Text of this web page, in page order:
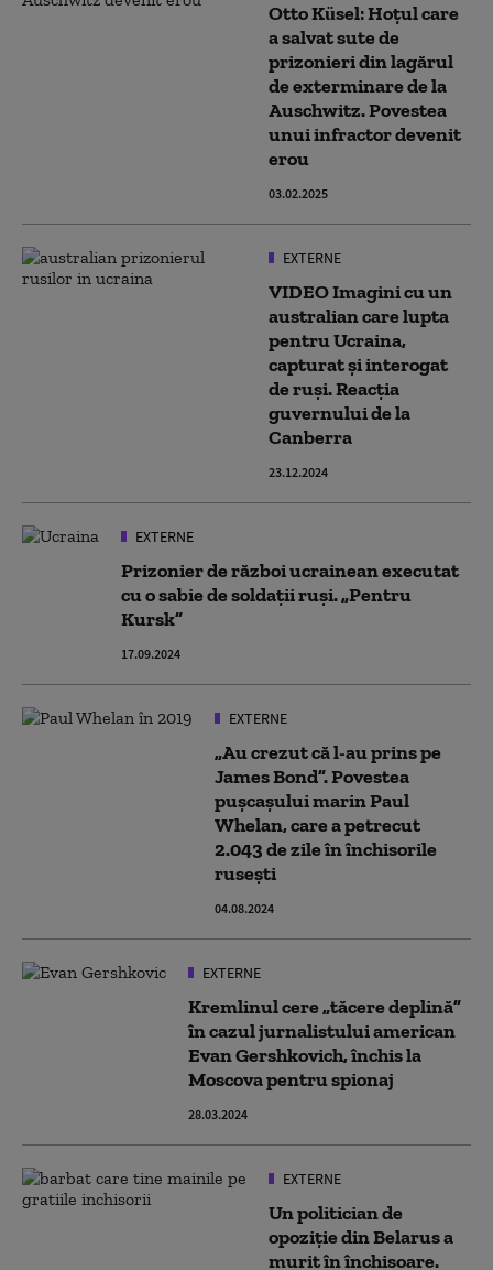
Otto Küsel: Hoțul care
a salvat sute de
prizonieri din lagărul
de exterminare de la
Auschwitz. Povestea
unui infractor devenit
erou
03.02.2025
EXTERNE
VIDEO Imagini cu un
australian care lupta
pentru Ucraina,
capturat şi interogat
de ruşi. Reacția
guvernului de la
Canberra
23.12.2024
EXTERNE
Prizonier de război ucrainean executat
cu o sabie de soldații ruși. „Pentru
Kursk”
17.09.2024
EXTERNE
„Au crezut că l-au prins pe
James Bond”. Povestea
pușcașului marin Paul
Whelan, care a petrecut
2.043 de zile în închisorile
rusești
04.08.2024
EXTERNE
Kremlinul cere „tăcere deplină”
în cazul jurnalistului american
Evan Gershkovich, închis la
Moscova pentru spionaj
28.03.2024
EXTERNE
Un politician de
opoziție din Belarus a
murit în închisoare.